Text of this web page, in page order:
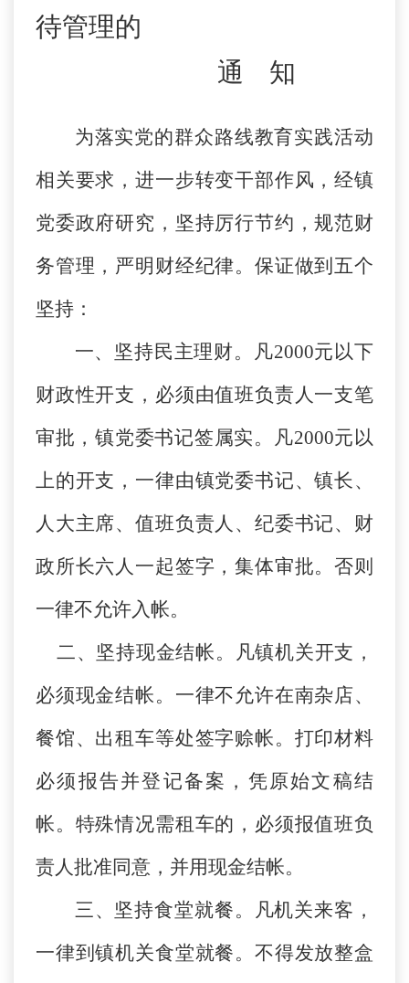
待管理的
通 知
为落实党的群众路线教育实践活动
相关要求，进一步转变干部作风，经镇
党委政府研究，坚持厉行节约，规范财
务管理，严明财经纪律。 保证做到五个
坚持：
一、 坚持民主理财。凡2000元以下
财政性开支，必须由值班负责人一支笔
审批，镇党委书记签属实。凡2000元以
上的开支，一律由镇党委书记、镇长、
人大主席、值班负责人、纪委书记、财
政所长六人一起签字，集体审批。否则
一律不允许入帐。
二、坚持现金结帐。凡镇机关开支，
必须现金结帐。 一律不允许在南杂店、
餐馆、出租车等处签字赊帐。打印材料
必须报告并登记备案，凭原始文稿结
帐。特殊情况需租车的，必须报值班负
责人批准同意，并用现金结帐。
三、坚持食堂就餐。凡机关来客，
一律到镇机关食堂就餐。不得发放整盒